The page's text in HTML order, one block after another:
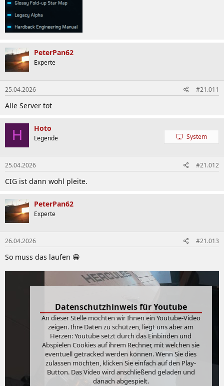
PeterPan62
Experte
25.04.2026 #21.011
Alle Server tot
H Hoto
Legende System
25.04.2026 #21.012
CIG ist dann wohl pleite.
PeterPan62
Experte
26.04.2026 #21.013
So muss das laufen 😁
Datenschutzhinweis für Youtube
An dieser Stelle möchten wir Ihnen ein Youtube-Video
zeigen. Ihre Daten zu schützen, liegt uns aber am
Herzen: Youtube setzt durch das Einbinden und
Abspielen Cookies auf ihrem Rechner, mit welchen sie
eventuell getracked werden können. Wenn Sie dies
zulassen möchten, klicken Sie einfach auf den Play-
Button. Das Video wird anschließend geladen und
danach abgespielt.